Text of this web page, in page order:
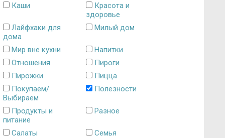
Каши
Красота и
здоровье
Лайфхаки для
дома
Милый дом
Мир вне кухни
Напитки
Отношения
Пироги
Пирожки
Пицца
Покупаем/
Выбираем
Полезности
Продукты и
питание
Разное
Салаты
Семья